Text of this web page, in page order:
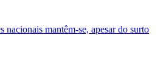
nacionais mantêm-se, apesar do surto